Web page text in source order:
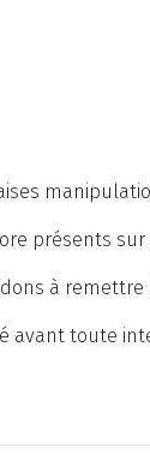
présents
à
avant toute